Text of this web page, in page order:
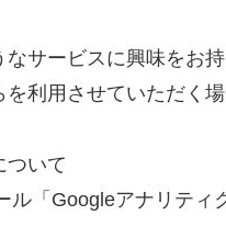
サービスに興味をお
利用させていただく場
ついて
「Googleアナリティ